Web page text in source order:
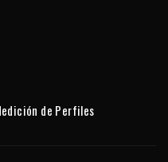
de Perfiles